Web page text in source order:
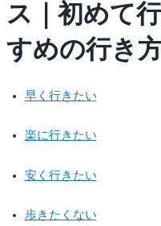
ス｜初めて
すめの行き
早く行きたい
楽に行きたい
安く行きたい
歩きたくない